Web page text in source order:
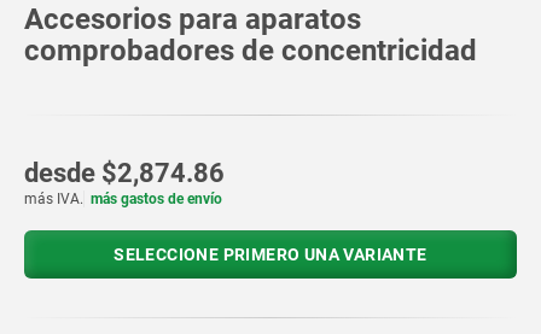
Accesorios para aparatos
comprobadores de concentricidad
desde $2,874.86
más IVA. más gastos de envío
SELECCIONE PRIMERO UNA VARIANTE